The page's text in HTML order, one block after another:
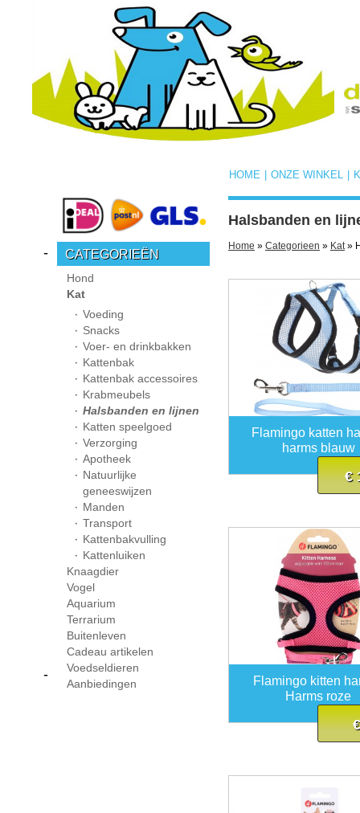
ONZE WINKEL
HOME
CATEGORIEËN
-
Hond
Kat
Voeding
Snacks
Voer- en drinkbakken
Kattenbak
Kattenbak accessoires
Krabmeubels
Halsbanden en lijnen
Katten speelgoed
Verzorging
Apotheek
Natuurlijke
geneeswijzen
Manden
Transport
Kattenbakvulling
Kattenluiken
Knaagdier
Vogel
Aquarium
Terrarium
Buitenleven
Cadeau artikelen
Voedseldieren
Aanbiedingen
-
Halsbanden en
Home » Categorieen » Kat»
Flamingo katten
harms blauw
€
Flamingo kitten
Harms roze